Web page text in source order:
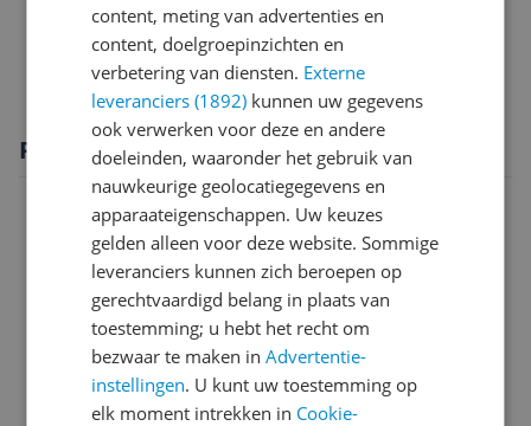
Functies
Scherm
Productomschrijving
content, meting van advertenties en
content, doelgroepinzichten en
verbetering van diensten. Externe
leveranciers (1892) kunnen uw gegevens
ook verwerken voor deze en andere
doeleinden, waaronder het gebruik van
nauwkeurige geolocatiegegevens en
apparaateigenschappen. Uw keuzes
gelden alleen voor deze website. Sommige
leveranciers kunnen zich beroepen op
gerechtvaardigd belang in plaats van
toestemming; u hebt het recht om
bezwaar te maken inAdvertentie-
instellingen. U kunt uw toestemming op
elk moment intrekken in Cookie-